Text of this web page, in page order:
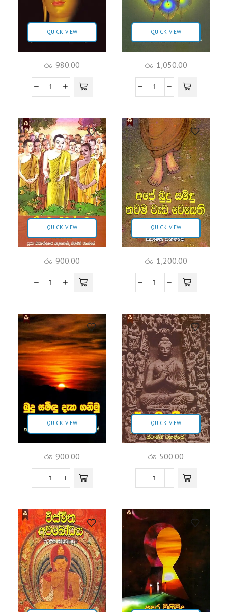
QUICK VIEW
රු 980.00
QUICK VIEW
රු 1,050.00
QUICK VIEW
රු 900.00
QUICK VIEW
රු 1,200.00
QUICK VIEW
රු 900.00
QUICK VIEW
රු 500.00